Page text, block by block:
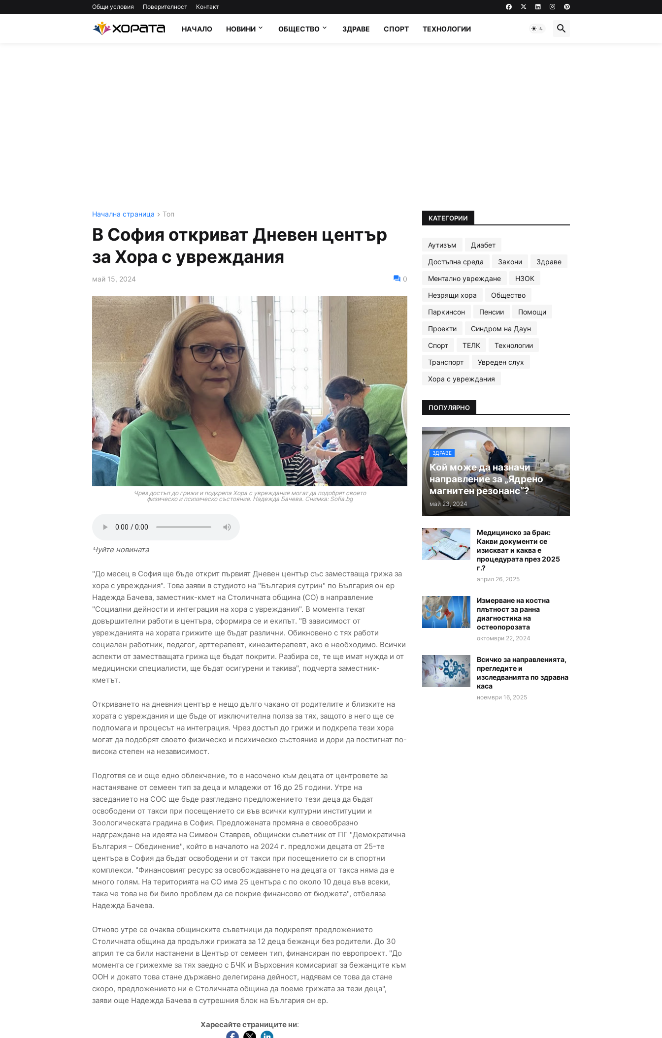
Общи условия Поверителност Контакт
НАЧАЛО НОВИНИ ОБЩЕСТВО ЗДРАВЕ СПОРТ ТЕХНОЛОГИИ
Начална страница Топ
В София откриват Дневен център
за Хора с увреждания
май 15, 2024 0
Чрез достъп до грижи и подкрепа Хора с увреждания могат да подобрят своето
физическо и психическо състояние. Надежда Бачева. Снимка: Sofia.bg
Чуйте новината
"До месец в София ще бъде открит първият Дневен център със заместваща грижа за
хора с увреждания". Това заяви в студиото на "България сутрин" по България он ер
Надежда Бачева, заместник-кмет на Столичната община (СО) в направление
"Социални дейности и интеграция на хора с увреждания". В момента текат
довършителни работи в центъра, сформира се и екипът. "В зависимост от
уврежданията на хората грижите ще бъдат различни. Обикновено с тях работи
социален работник, педагог, арттерапевт, кинезитерапевт, ако е необходимо. Всички
аспекти от заместващата грижа ще бъдат покрити. Разбира се, те ще имат нужда и от
медицински специалисти, ще бъдат осигурени и такива", подчерта заместник-
кметът.
Откриването на дневния център е нещо дълго чакано от родителите и близките на
хората с увреждания и ще бъде от изключителна полза за тях, защото в него ще се
подпомага и процесът на интеграция. Чрез достъп до грижи и подкрепа тези хора
могат да подобрят своето физическо и психическо състояние и дори да постигнат по-
висока степен на независимост.
Подготвя се и още едно облекчение, то е насочено към децата от центровете за
настаняване от семеен тип за деца и младежи от 16 до 25 години. Утре на
заседанието на СОС ще бъде разгледано предложението тези деца да бъдат
освободени от такси при посещението си във всички културни институции и
Зоологическата градина в София. Предложената промяна е своеобразно
надграждане на идеята на Симеон Ставрев, общински съветник от ПГ "Демократична
България – Обединение", който в началото на 2024 г. предложи децата от 25-те
центъра в София да бъдат освободени и от такси при посещението си в спортни
комплекси. "Финансовият ресурс за освобождаването на децата от такса няма да е
много голям. На територията на СО има 25 центъра с по около 10 деца във всеки,
така че това не би било проблем да се покрие финансово от бюджета", отбеляза
Надежда Бачева.
Отново утре се очаква общинските съветници да подкрепят предложението
Столичната община да продължи грижата за 12 деца бежанци без родители. До 30
април те са били настанени в Център от семеен тип, финансиран по европроект. "До
момента се грижехме за тях заедно с БЧК и Върховния комисариат за бежанците към
ООН и докато това стане държавно делегирана дейност, надявам се това да стане
скоро, предложението ни е Столичната община да поеме грижата за тези деца",
заяви още Надежда Бачева в сутрешния блок на България он ер.
Харесайте страниците ни:
КАТЕГОРИИ
Аутизъм
Диабет
Достъпна среда
Закони
Здраве
Ментално увреждане
НЗОК
Незрящи хора
Общество
Паркинсон
Пенсии
Помощи
Проекти
Синдром на Даун
Спорт
ТЕЛК
Технологии
Транспорт
Увреден слух
Хора с увреждания
ПОПУЛЯРНО
ЗДРАВЕ
Кой може да назначи
направление за „Ядрено
магнитен резонанс“?
май 23, 2024
Медицинско за брак:
Какви документи се
изискват и каква е
процедурата през 2025
г.?
април 26, 2025
Измерване на костна
плътност за ранна
диагностика на
остеопорозата
октомври 22, 2024
Всичко за направленията,
прегледите и
изследванията по здравна
каса
ноември 16, 2025